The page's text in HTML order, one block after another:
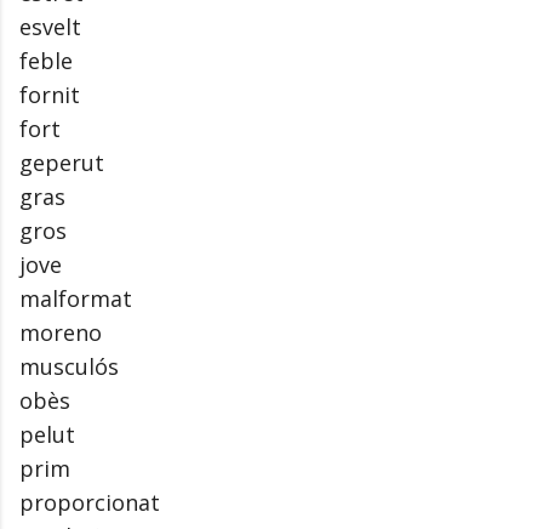
esvelt
feble
fornit
fort
geperut
gras
gros
jove
malformat
moreno
musculós
obès
pelut
prim
proporcionat